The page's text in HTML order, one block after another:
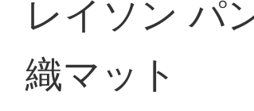
レイソン パ
織マット